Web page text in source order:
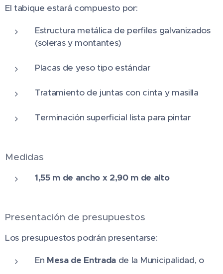
El tabique estará compuesto por:
Estructura metálica de perfiles galvanizados
(soleras y montantes)
Placas de yeso tipo estándar
Tratamiento de juntas con cinta y masilla
Terminación superficial lista para pintar
Medidas
1,55 m de ancho x 2,90 m de alto
Presentación de presupuestos
Los presupuestos podrán presentarse:
En Mesa de Entrada de la Municipalidad, o